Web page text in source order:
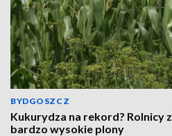
BYDGOSZCZ
Kukurydza na rekord? Rolnicy
bardzo wysokie plony